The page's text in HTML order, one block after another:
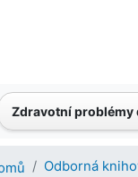
Zdravotní problémy
Odborná